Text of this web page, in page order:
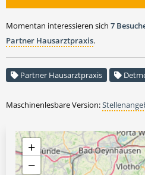
Momentan interessieren sich 7
Partner Hausarztpraxis.
Partner Hausarztpraxis
Maschinenlesbare Version:
+
−